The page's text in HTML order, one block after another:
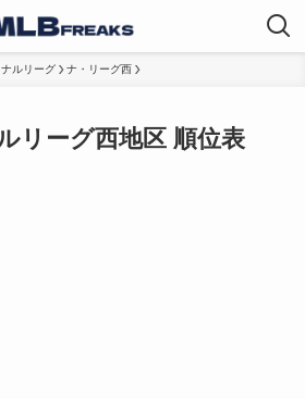
ルリーグ ナ・リーグ西
リーグ西地区 順位表